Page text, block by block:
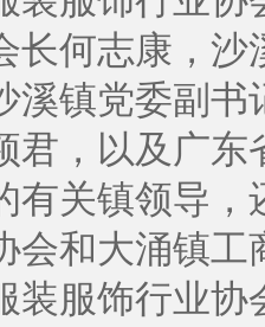
长何志康，
溪镇党委副
君，以及广
有关镇领导
会和大涌镇
装服饰行业